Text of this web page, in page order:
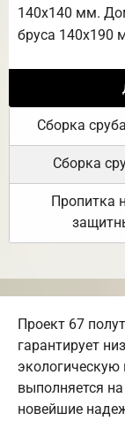
140х140 мм.
бруса 140х190
Сборка
Сборка
Пропитка
Проект 67
гарантирует
выполняется
новейшие